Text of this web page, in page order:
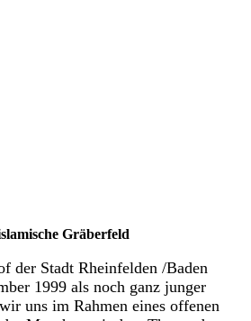
Gräberfeld
der Stadt Rheinfelden /Baden
1999 als noch ganz junger
uns im Rahmen eines offenen